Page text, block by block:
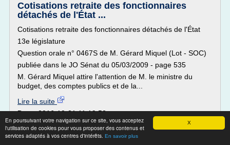
X
En poursuivant votre navigation sur ce site, vous acceptez
l'utilisation de cookies pour vous proposer des contenus et
services adaptés à vos centres d'intérêts. En savoir plus
Cotisations retraite des fonctionnaires
détachés de l'État ...
Cotisations retraite des fonctionnaires détachés de l'État
13e législature
Question orale n° 0467S de M. Gérard Miquel (Lot - SOC)
publiée dans le JO Sénat du 05/03/2009 - page 535
M. Gérard Miquel attire l'attention de M. le ministre du
budget, des comptes publics et de la...
Lire la suite
Date:2016-10-21 11:19:52
Site :senat.fr
Thèmes liés :mobilite et parcours professionnel dans la